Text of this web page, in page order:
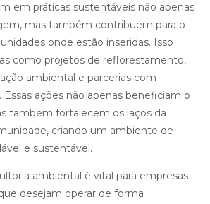
em práticas sustentáveis não apenas
mas também contribuem para o
onde estão inseridas. Isso
como projetos de reflorestamento,
ambiental e parcerias com
Essas ações não apenas beneficiam o
também fortalecem os laços da
criando um ambiente de
e sustentável.
ambiental é vital para empresas
desejam operar de forma